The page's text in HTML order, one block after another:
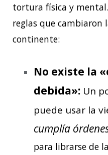
tortura física y
reglas que cambiaron
continente:
No existe la
debida»: Un
puede usar la
cumplía
para librarse de